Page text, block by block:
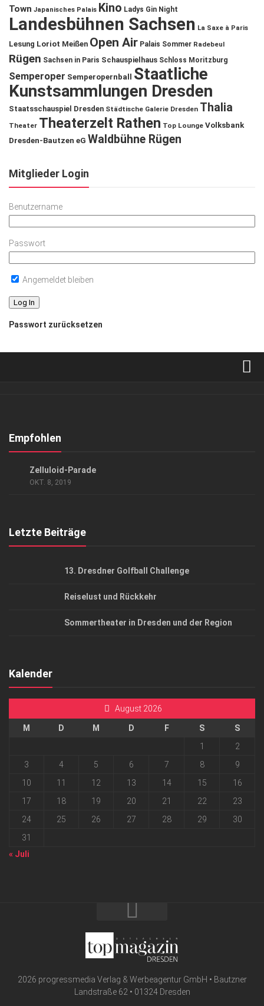
Town Japanisches Palais Kino Ladys Gin Night
Landesbühnen Sachsen La Saxe à Paris
Lesung Loriot Meißen Open Air Palais Sommer Radebeul
Rügen Sachsen in Paris Schauspielhaus Schloss Moritzburg
Semperoper Semperopernball
Staatliche
Kunstsammlungen Dresden
Staatsschauspiel Dresden Städtische Galerie Dresden Thalia
Theater Theaterzelt Rathen Top Lounge Volksbank
Dresden-Bautzen eG Waldbühne Rügen
Mitglieder Login
Benutzername
Passwort
Angemeldet bleiben
Passwort zurücksetzen
Kontakt, Impressum
Empfohlen
Zelluloid-Parade
OKT. 8, 2019
Letzte Beiträge
13. Dresdner Golfball Challenge
Reiselust und Rückkehr
Sommertheater in Dresden und der Region
Kalender
August 2026
M D M D F S
S
1
2
3
4 5 6 7 8
9
10
11 12 13 14 15
16
17
18 19 20 21 22
23
24
25 26 27 28 29
30
31
« Juli
2026 progressmedia Verlag & Werbeagentur GmbH • Bautzner
Landstraße 62 • 01324 Dresden